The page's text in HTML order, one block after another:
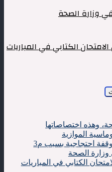
الكتابي في المباريات
وهذه اختصاصاتها
الموازية
احتجاجية بسبب م3
الكتابي في المباريات